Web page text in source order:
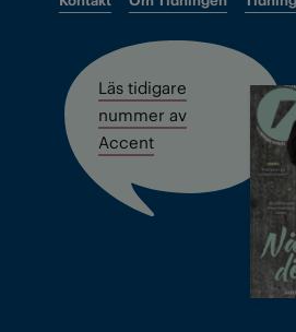
Läs tidigare
nummer av
Accent